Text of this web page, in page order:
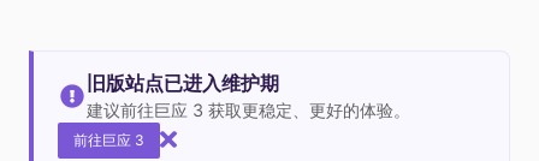
旧版站点已进入维护期
建议前往巨应 3 获取更稳定、更好的体验。
前往巨应 3